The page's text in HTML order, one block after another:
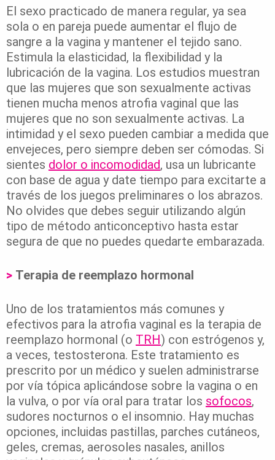
El sexo practicado de manera regular, ya sea
sola o en pareja puede aumentar el flujo de
sangre a la vagina y mantener el tejido sano.
Estimula la elasticidad, la flexibilidad y la
lubricación de la vagina. Los estudios muestran
que las mujeres que son sexualmente activas
tienen mucha menos atrofia vaginal que las
mujeres que no son sexualmente activas. La
intimidad y el sexo pueden cambiar a medida que
envejeces, pero siempre deben ser cómodas. Si
sientes dolor o incomodidad, usa un lubricante
con base de agua y date tiempo para excitarte a
través de los juegos preliminares o los abrazos.
No olvides que debes seguir utilizando algún
tipo de método anticonceptivo hasta estar
segura de que no puedes quedarte embarazada.
> Terapia de reemplazo hormonal
Uno de los tratamientos más comunes y
efectivos para la atrofia vaginal es la terapia de
reemplazo hormonal (o TRH) con estrógenos y,
a veces, testosterona. Este tratamiento es
prescrito por un médico y suelen administrarse
por vía tópica aplicándose sobre la vagina o en
la vulva, o por vía oral para tratar los sofocos,
sudores nocturnos o el insomnio. Hay muchas
opciones, incluidas pastillas, parches cutáneos,
geles, cremas, aerosoles nasales, anillos